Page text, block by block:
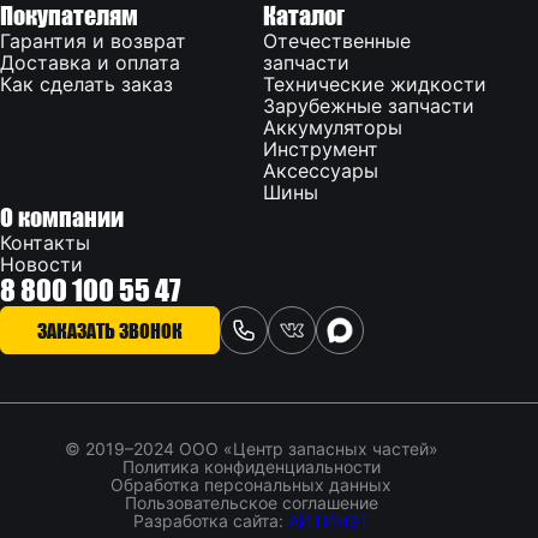
Покупателям
Гарантия и возврат
Доставка и оплата
Как сделать заказ
Каталог
Отечественные
запчасти
Технические жидкости
Зарубежные запчасти
Аккумуляторы
Инструмент
Аксессуары
Шины
О компании
Контакты
Новости
8 800 100 55 47
ЗАКАЗАТЬ ЗВОНОК
© 2019–2024 ООО «Центр запасных частей»
Политика конфиденциальности
Обработка персональных данных
Пользовательское соглашение
Разработка сайта: АЙТИНЭТ